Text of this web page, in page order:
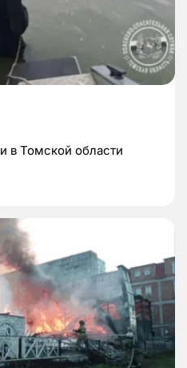
в Томской области